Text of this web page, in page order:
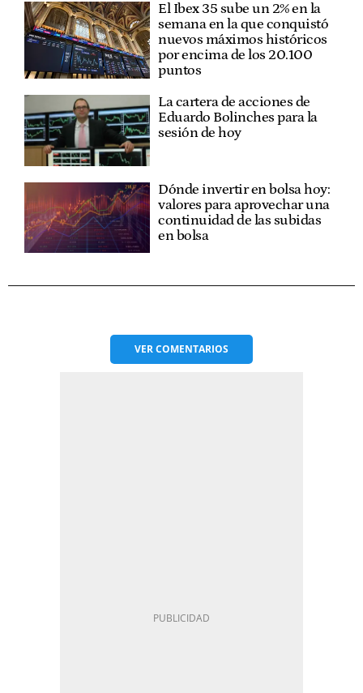
El Ibex 35 sube un 2% en la
semana en la que conquistó
nuevos máximos históricos
por encima de los 20.100
puntos
La cartera de acciones de
Eduardo Bolinches para la
sesión de hoy
Dónde invertir en bolsa hoy:
valores para aprovechar una
continuidad de las subidas
en bolsa
VERCOMENTARIOS